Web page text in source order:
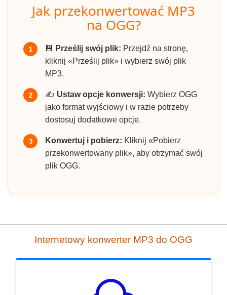
Jak przekonwertować MP3
na OGG?
1 💾 Prześlij swój plik: Przejdź na stronę,
kliknij «Prześlij plik» i wybierz swój plik
MP3.
2 ✍️ Ustaw opcje konwersji: Wybierz OGG
jako format wyjściowy i w razie potrzeby
dostosuj dodatkowe opcje.
3 Konwertuj i pobierz: Kliknij «Pobierz
przekonwertowany plik», aby otrzymać swój
plik OGG.
Internetowy konwerter MP3 do OGG